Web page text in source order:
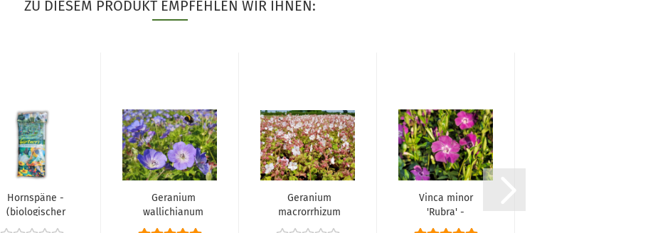
ZU DIESEM PRODUKT EMPFEHLEN WIR IHNEN:
Hornspäne -
(biologischer
Langzeitdünger),...
Geranium
wallichianum
'Rozanne' ® -
Geranium
macrorrhizum
'Spessart'-
Vinca minor
'Rubra' -
(Immergrün